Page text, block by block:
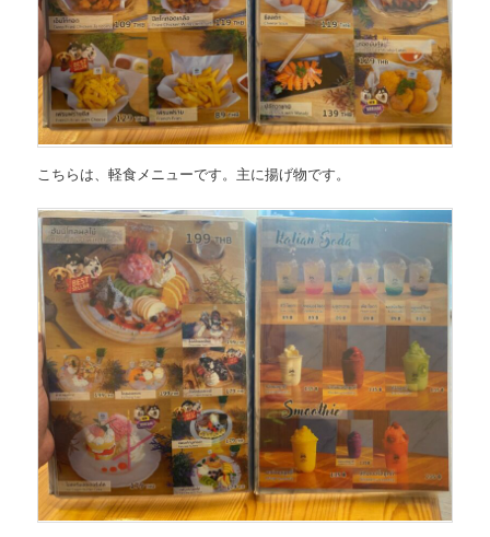
こちらは、軽食メニューです。主に揚げ物です。